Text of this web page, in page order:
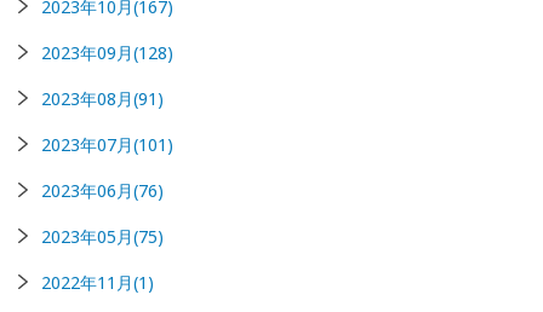
2023年10月(167)
2023年09月(128)
2023年08月(91)
2023年07月(101)
2023年06月(76)
2023年05月(75)
2022年11月(1)